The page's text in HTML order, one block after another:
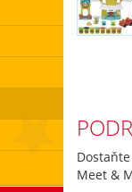
Meet &